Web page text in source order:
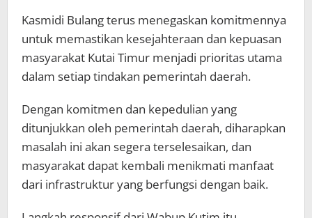
Kasmidi Bulang terus menegaskan komitmennya
untuk memastikan kesejahteraan dan kepuasan
masyarakat Kutai Timur menjadi prioritas utama
dalam setiap tindakan pemerintah daerah.
Dengan komitmen dan kepedulian yang
ditunjukkan oleh pemerintah daerah, diharapkan
masalah ini akan segera terselesaikan, dan
masyarakat dapat kembali menikmati manfaat
dari infrastruktur yang berfungsi dengan baik.